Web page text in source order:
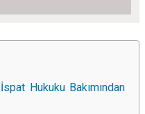
Hukuku Bakımından